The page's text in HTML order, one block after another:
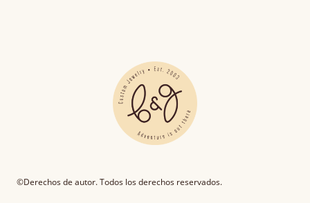
©Derechos de autor. Todos los derechos reservados.